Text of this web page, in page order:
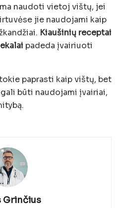
naudoti vietoj vištų, jei
jie naudojami kaip
Kiaušinių receptai
padeda įvairiuoti
paprasti kaip vištų, bet
būti naudojami įvairiai,
Grinčius